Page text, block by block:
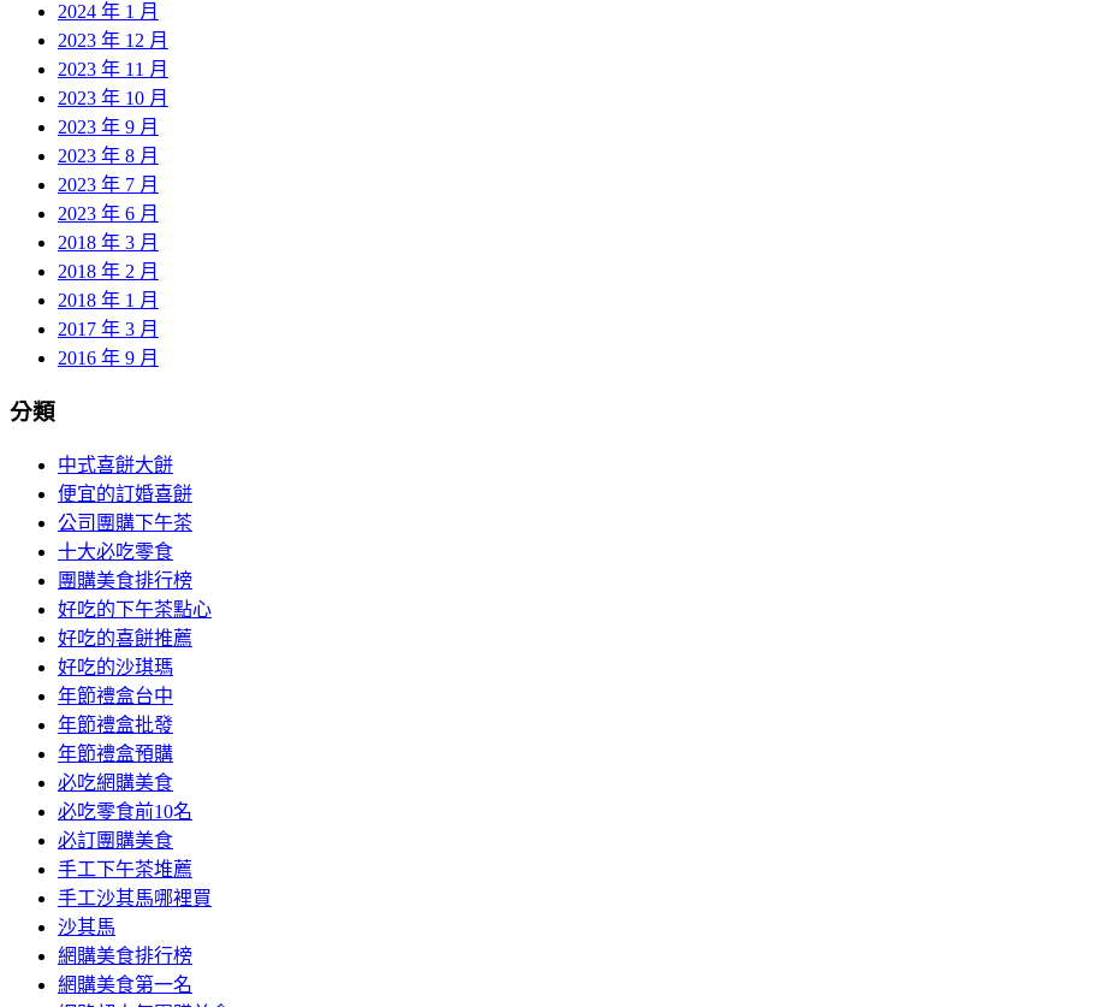
2024 年 1 月
2023 年 12 月
2023 年 11 月
2023 年 10 月
2023 年 9 月
2023 年 8 月
2023 年 7 月
2023 年 6 月
2018 年 3 月
2018 年 2 月
2018 年 1 月
2017 年 3 月
2016 年 9 月
分類
中式喜餅大餅
便宜的訂婚喜餅
公司團購下午茶
十大必吃零食
團購美食排行榜
好吃的下午茶點心
好吃的喜餅推薦
好吃的沙琪瑪
年節禮盒台中
年節禮盒批發
年節禮盒預購
必吃網購美食
必吃零食前10名
必訂團購美食
手工下午茶堆薦
手工沙其馬哪裡買
沙其馬
網購美食排行榜
網購美食第一名